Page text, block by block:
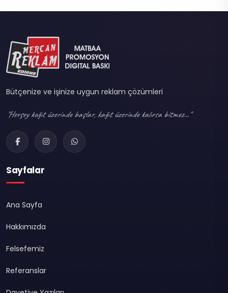
Bütçenize ve işinize uygun reklam çözümleri
"Herşey kağıt üzerinde başlar, kağıt üzerinde kalırsa bitmez..."
Sayfalar
Ana Sayfa
Hakkımızda
Felsefemiz
Referanslar